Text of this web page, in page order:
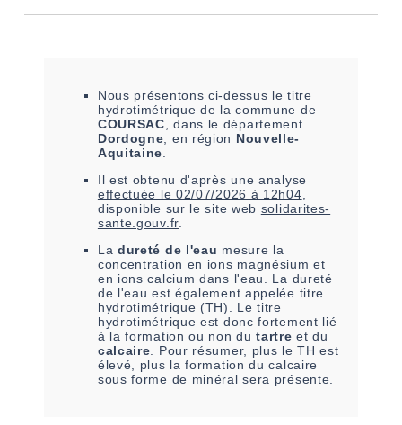
Nous présentons ci-dessus le titre
hydrotimétrique de la commune de
COURSAC , dans le département
Dordogne , en région Nouvelle-
Aquitaine
Il est obtenu d'après une analyse
effectuée le 02/07/2026 à 12h04
disponible sur le site web solidarites-
sante.gouv.fr.
La dureté de l'eau mesure la
concentration en ions magnésium et
en ions calcium dans l'eau. La dureté
de l'eau est également appelée titre
hydrotimétrique (TH). Le titre
hydrotimétrique est donc fortement lié
à la formation ou non dutartre et du
calcaire . Pour résumer, plus le TH est
élevé, plus la formation du calcaire
sous forme de minéral sera présente.